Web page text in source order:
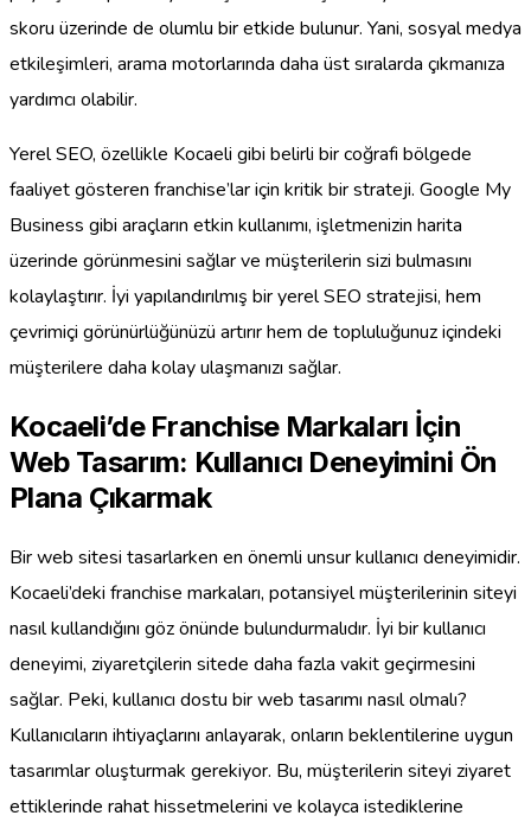
skoru üzerinde de olumlu bir etkide bulunur. Yani, sosyal medya
etkileşimleri, arama motorlarında daha üst sıralarda çıkmanıza
yardımcı olabilir.
Yerel SEO, özellikle Kocaeli gibi belirli bir coğrafi bölgede
faaliyet gösteren franchise’lar için kritik bir strateji. Google My
Business gibi araçların etkin kullanımı, işletmenizin harita
üzerinde görünmesini sağlar ve müşterilerin sizi bulmasını
kolaylaştırır. İyi yapılandırılmış bir yerel SEO stratejisi, hem
çevrimiçi görünürlüğünüzü artırır hem de topluluğunuz içindeki
müşterilere daha kolay ulaşmanızı sağlar.
Kocaeli’de Franchise Markaları İçin
Web Tasarım: Kullanıcı Deneyimini Ön
Plana Çıkarmak
Bir web sitesi tasarlarken en önemli unsur kullanıcı deneyimidir.
Kocaeli’deki franchise markaları, potansiyel müşterilerinin siteyi
nasıl kullandığını göz önünde bulundurmalıdır. İyi bir kullanıcı
deneyimi, ziyaretçilerin sitede daha fazla vakit geçirmesini
sağlar. Peki, kullanıcı dostu bir web tasarımı nasıl olmalı?
Kullanıcıların ihtiyaçlarını anlayarak, onların beklentilerine uygun
tasarımlar oluşturmak gerekiyor. Bu, müşterilerin siteyi ziyaret
ettiklerinde rahat hissetmelerini ve kolayca istediklerine